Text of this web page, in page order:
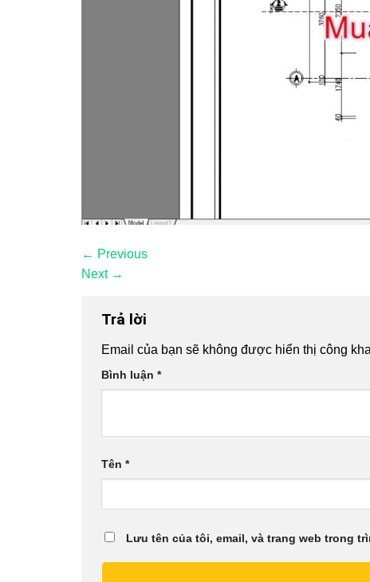
← Previous
Next →
Trả lời
Email của bạn sẽ không được hiển thị công
Bình luận *
Tên *
Lưu tên của tôi, email, và trang web trong